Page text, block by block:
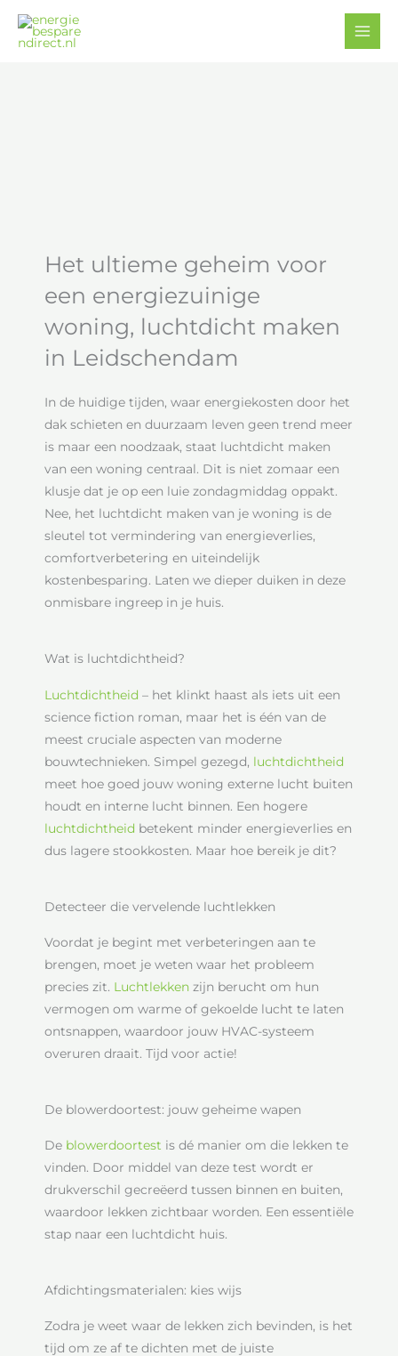
naar
Het ultieme geheim voor
een energiezuinige
woning, luchtdicht maken
in Leidschendam
In de huidige tijden, waar energiekosten door het
dak schieten en duurzaam leven geen trend meer
is maar een noodzaak, staat luchtdicht maken
van een woning centraal. Dit is niet zomaar een
klusje dat je op een luie zondagmiddag oppakt.
Nee, het luchtdicht maken van je woning is de
sleutel tot vermindering van energieverlies,
comfortverbetering en uiteindelijk
kostenbesparing. Laten we dieper duiken in deze
onmisbare ingreep in je huis.
Wat is luchtdichtheid?
Luchtdichtheid – het klinkt haast als iets uit een
science fiction roman, maar het is één van de
meest cruciale aspecten van moderne
bouwtechnieken. Simpel gezegd, luchtdichtheid
meet hoe goed jouw woning externe lucht buiten
houdt en interne lucht binnen. Een hogere
luchtdichtheid betekent minder energieverlies en
dus lagere stookkosten. Maar hoe bereik je dit?
Detecteer die vervelende luchtlekken
Voordat je begint met verbeteringen aan te
brengen, moet je weten waar het probleem
precies zit. Luchtlekken zijn berucht om hun
vermogen om warme of gekoelde lucht te laten
ontsnappen, waardoor jouw HVAC-systeem
overuren draait. Tijd voor actie!
De blowerdoortest: jouw geheime wapen
De blowerdoortest is dé manier om die lekken te
vinden. Door middel van deze test wordt er
drukverschil gecreëerd tussen binnen en buiten,
waardoor lekken zichtbaar worden. Een essentiële
stap naar een luchtdicht huis.
Afdichtingsmaterialen: kies wijs
Zodra je weet waar de lekken zich bevinden, is het
tijd om ze af te dichten met de juiste